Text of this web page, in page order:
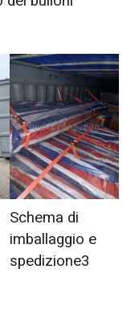
Schema di
imballaggio e
spedizione3